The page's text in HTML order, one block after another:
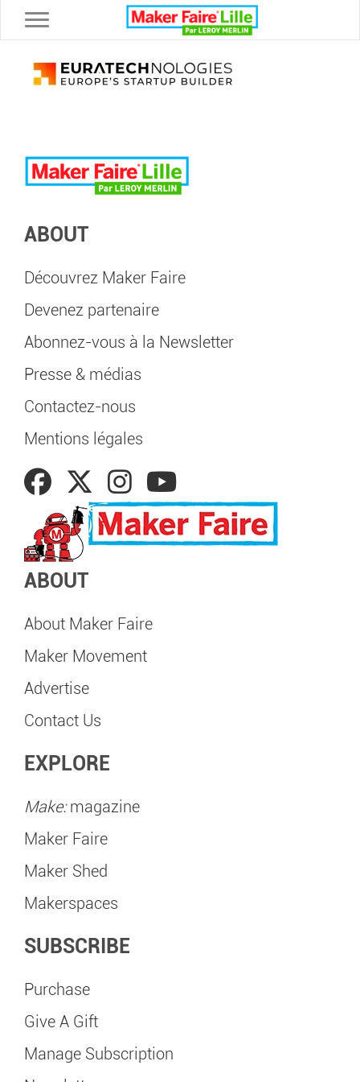
Toggle navigation
ABOUT
Découvrez Maker Faire
Devenez partenaire
Abonnez-vous à la Newsletter
Presse & médias
Contactez-nous
Mentions légales
ABOUT
About Maker Faire
Maker Movement
Advertise
Contact Us
EXPLORE
Make:magazine
Maker Faire
Maker Shed
Makerspaces
SUBSCRIBE
Purchase
Give A Gift
Manage Subscription